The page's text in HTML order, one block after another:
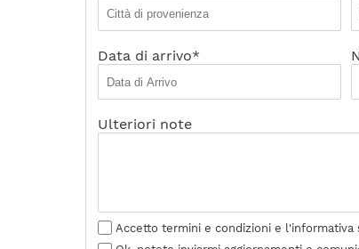
Data di arrivo*
Ulteriori note
Accetto termini e condizioni e l'informativa